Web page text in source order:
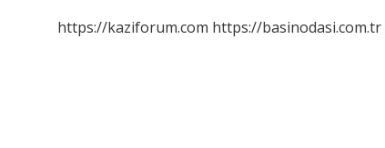
https://kaziforum.com https://basinodasi.com.tr